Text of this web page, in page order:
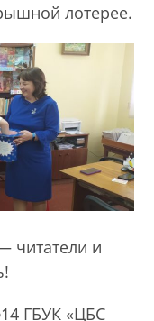
лотерее.
читатели и
ГБУК «ЦБС